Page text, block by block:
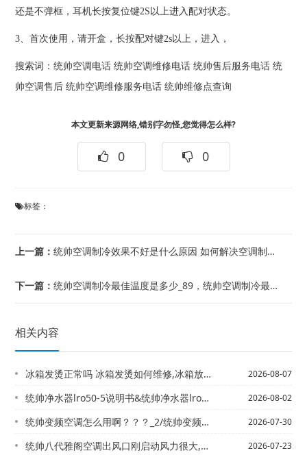
还是不弹框，耳机长按复位键2S以上进入配对状态。
3、首次使用，请开盒，长按配对键2s以上，进入，
搜索词：统帅空调电话 统帅空调维修电话 统帅售后服务电话 统
帅空调售后 统帅空调维修服务电话 统帅维修点查询
本文更新来源网络,错别字勿怪,您觉得怎么样?
0 0
标签：
上一篇：统帅空调制冷效果不好是什么原因 如何解决空调制冷不好_335~空调制冷效果不好是...
下一篇：统帅空调制冷最佳温度是多少_89，统帅空调制冷最佳温度是多少_90
相关内容
冰箱发烫正常吗 冰箱发烫如何维修,冰箱放不平怎么办 2026-08-07
统帅净水器lro50-5说明书&统帅净水器lro50-5说明书已解答 2026-08-02
统帅变频空调怎么用啊？？？_2/统帅变频空调怎么用多少度最省电 2026-07-30
统帅八代雅阁空调出风口刚启动风力很大,突然不出风了,然后又一阵一阵的出风,风力-... 2026-07-23